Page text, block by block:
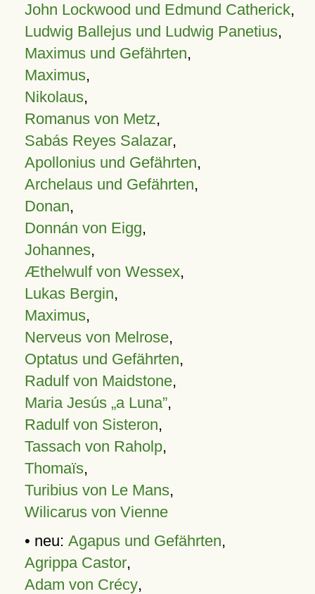
John Lockwood und Edmund Catherick,
Ludwig Ballejus und Ludwig Panetius,
Maximus und Gefährten,
Maximus,
Nikolaus,
Romanus von Metz,
Sabás Reyes Salazar,
Apollonius und Gefährten,
Archelaus und Gefährten,
Donan,
Donnán von Eigg,
Johannes,
Æthelwulf von Wessex,
Lukas Bergin,
Maximus,
Nerveus von Melrose,
Optatus und Gefährten,
Radulf von Maidstone,
Maria Jesús „a Luna”,
Radulf von Sisteron,
Tassach von Raholp,
Thomaïs,
Turibius von Le Mans,
Wilicarus von Vienne
• neu: Agapus und Gefährten,
Agrippa Castor,
Adam von Crécy,